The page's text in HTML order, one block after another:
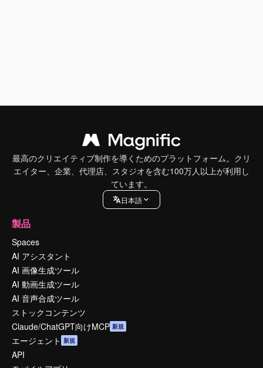
最高のクリエイティブ制作を導くためのプラットフォーム。クリ
エイター、企業、代理店、スタジオを含む100万人以上が利用し
ています。
日本語
製品
Spaces
AI アシスタント
AI 画像生成ツール
AI 動画生成ツール
AI 音声合成ツール
ストックコンテンツ
Claude/ChatGPT向けMCP 新規
エージェント 新規
API